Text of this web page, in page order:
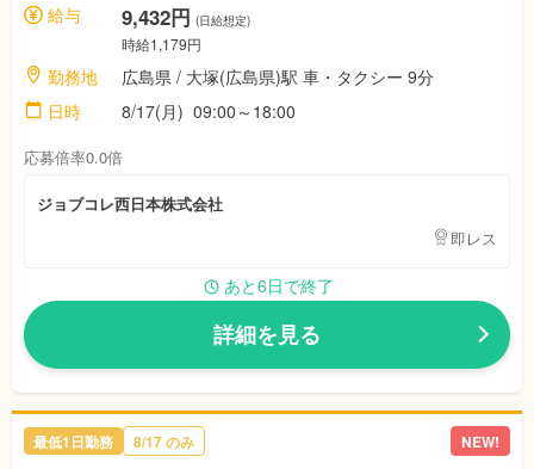
給与
9,432円 (日給想定)
時給1,179円
勤務地
広島県 / 大塚(広島県)駅 車・タクシー 9分
日時
8/17(月) 09:00～18:00
応募倍率0.0倍
ジョブコレ西日本株式会社
即レス
あと6日で終了
詳細を見る
最低1日勤務 8/17 のみ NEW!